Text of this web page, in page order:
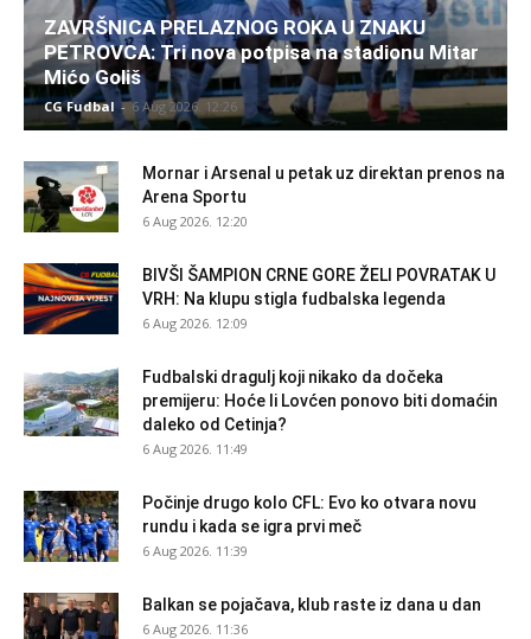
ZAVRŠNICA PRELAZNOG ROKA U ZNAKU
PETROVCA: Tri nova potpisa na stadionu Mitar
Mićo Goliš
CG Fudbal - 6 Aug 2026. 12:26
Mornar i Arsenal u petak uz direktan prenos na
Arena Sportu
6 Aug 2026. 12:20
BIVŠI ŠAMPION CRNE GORE ŽELI POVRATAK U
VRH: Na klupu stigla fudbalska legenda
6 Aug 2026. 12:09
Fudbalski dragulj koji nikako da dočeka
premijeru: Hoće li Lovćen ponovo biti domaćin
daleko od Cetinja?
6 Aug 2026. 11:49
Počinje drugo kolo CFL: Evo ko otvara novu
rundu i kada se igra prvi meč
6 Aug 2026. 11:39
Balkan se pojačava, klub raste iz dana u dan
6 Aug 2026. 11:36